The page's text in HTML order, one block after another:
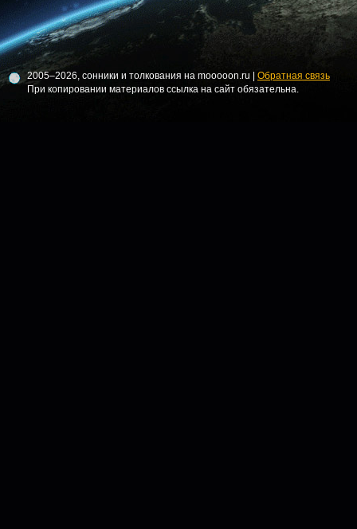
2005–2026, сонники и толкования на mooooon.ru | Обратная связь
При копировании материалов ссылка на сайт обязательна.